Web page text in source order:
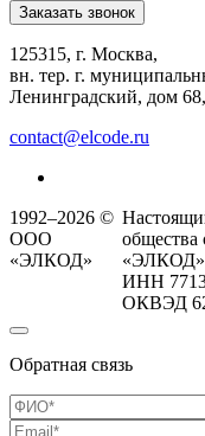
Заказать звонок
125315, г. Москва,
вн. тер. г.
Ленинградский, дом
contact@elcode.ru
1992–2026 ©
ООО
«ЭЛКОД»
общества
ИНН
ОКВЭД
Обратная связь